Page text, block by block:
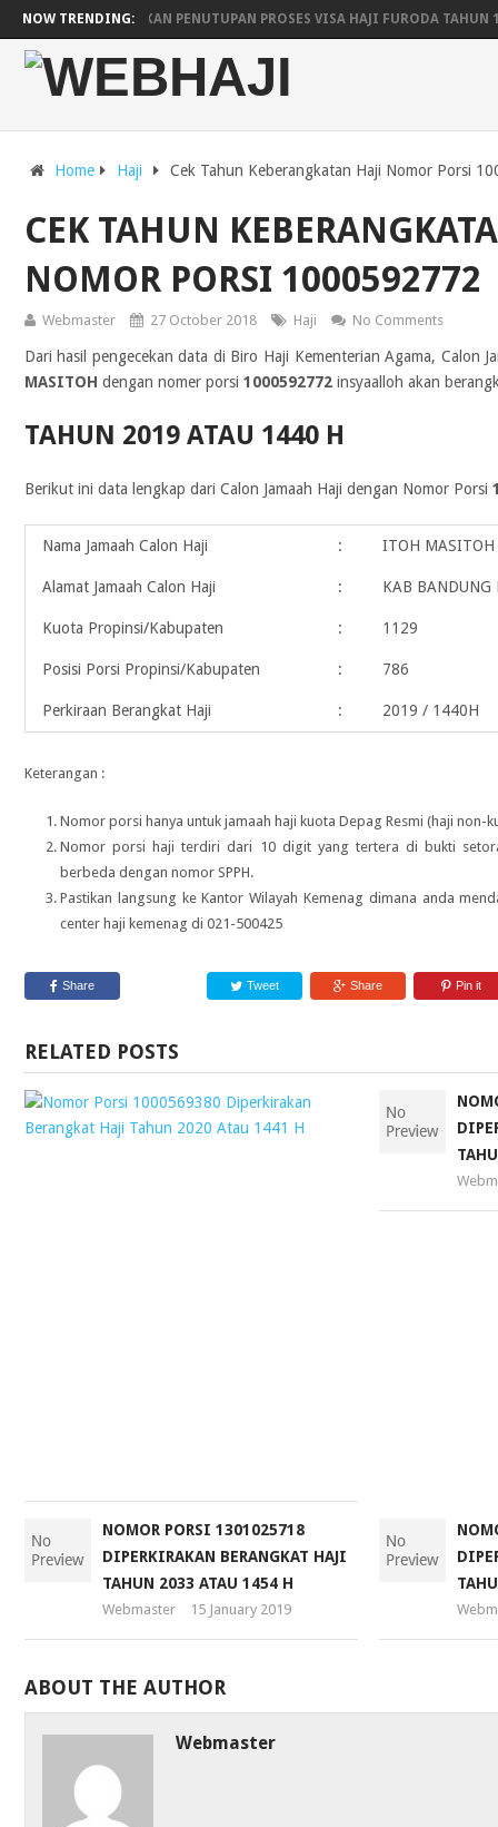
NOW TRENDING:
ARAB SAUDI UMUMKAN PENUTUPAN PROSES VISA HAJI FURODA TAHUN
JADWAL KEBERANGKATAN DAN KEPULANGAN HAJI WILAYAH
PESAWAT SAUDIA AIRLINES UNTUK LIMA EMBARKASI
Home Haji Cek Tahun Keberangkatan Haji Nomor Porsi
CEK TAHUN
NOMOR PORSI 1000592772
Webmaster 27 October 2018 Haji No Comments
Dari hasil pengecekan data di Biro Haji Kementerian Agama, Calon
MASITOH dengan nomer porsi 1000592772insyaalloh akan
TAHUN 2019 ATAU 1440 H
Berikut ini data lengkap dari Calon Jamaah Haji dengan Nomor Porsi
Nama Jamaah Calon Haji : ITOH MASITOH
Alamat Jamaah Calon Haji : KAB BANDUNG
Kuota Propinsi/Kabupaten : 1129
Posisi Porsi Propinsi/Kabupaten : 786
Perkiraan Berangkat Haji : 2019 / 1440H
Keterangan :
Nomor porsi hanya untuk jamaah haji kuota Depag Resmi (haji non-
Nomor porsi haji terdiri dari 10 digit yang tertera di bukti
berbeda dengan nomor SPPH.
Pastikan langsung ke Kantor Wilayah Kemenag dimana anda
center haji kemenag di 021-500425
Share Tweet Share Pin it
RELATED POSTS
PORSI
DIPERKIRAKAN
BERANGKAT
NOMOR PORSI 1301025718
DIPERKIRAKAN BERANGKAT HAJI
TAHUN 2033 ATAU 1454 H
Webmaster 15 January 2019
ABOUT THE AUTHOR
Webmaster